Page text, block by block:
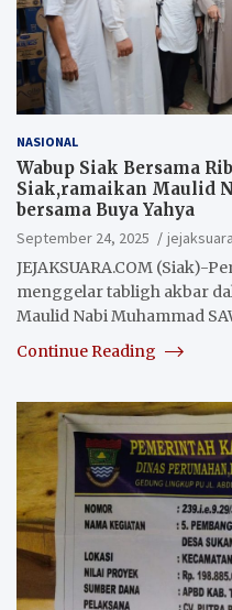
NASIONAL
Wabup Siak Bersama
Siak,ramaikan Maulid
bersama Buya Yahya
September 24, 2025
JEJAKSUARA.COM (Siak)-
menggelar tabligh akbar
Maulid Nabi Muhammad
Continue Reading